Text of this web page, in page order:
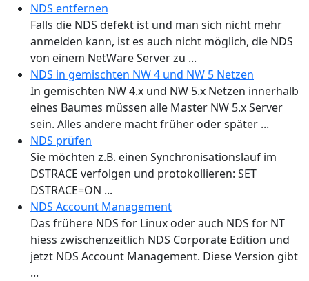
NDS entfernen
Falls die NDS defekt ist und man sich nicht mehr
anmelden kann, ist es auch nicht möglich, die NDS
von einem NetWare Server zu ...
NDS in gemischten NW 4 und NW 5 Netzen
In gemischten NW 4.x und NW 5.x Netzen innerhalb
eines Baumes müssen alle Master NW 5.x Server
sein. Alles andere macht früher oder später ...
NDS prüfen
Sie möchten z.B. einen Synchronisationslauf im
DSTRACE verfolgen und protokollieren: SET
DSTRACE=ON ...
NDS Account Management
Das frühere NDS for Linux oder auch NDS for NT
hiess zwischenzeitlich NDS Corporate Edition und
jetzt NDS Account Management. Diese Version gibt
...